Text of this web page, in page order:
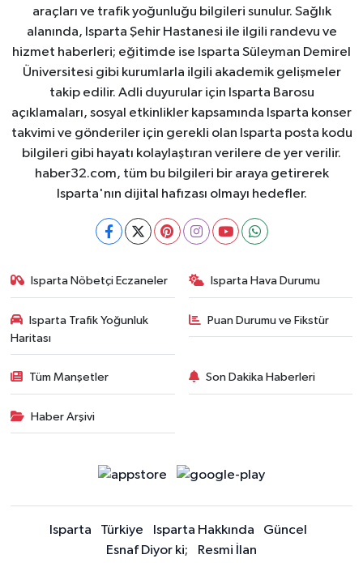
araçları ve trafik yoğunluğu bilgileri sunulur. Sağlık
alanında, Isparta Şehir Hastanesi ile ilgili randevu ve
hizmet haberleri; eğitimde ise Isparta Süleyman Demirel
Üniversitesi gibi kurumlarla ilgili akademik gelişmeler
takip edilir. Adli duyurular için Isparta Barosu
açıklamaları, sosyal etkinlikler kapsamında Isparta konser
takvimi ve gönderiler için gerekli olan Isparta posta kodu
bilgileri gibi hayatı kolaylaştıran verilere de yer verilir.
haber32.com, tüm bu bilgileri bir araya getirerek
Isparta'nın dijital hafızası olmayı hedefler.
Isparta Nöbetçi Eczaneler Isparta Hava Durumu
Isparta Trafik Yoğunluk
Haritası
Puan Durumu ve Fikstür
Tüm Manşetler Son Dakika Haberleri
Haber Arşivi
Isparta Türkiye Isparta Hakkında
Güncel
Esnaf Diyor ki;
Resmi İlan